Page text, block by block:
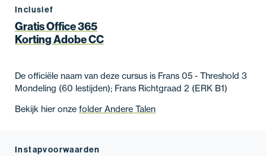
Inclusief
Gratis Office 365
Korting Adobe CC
De officiële naam van deze cursus is Frans 05 - Threshold 3
Mondeling (60 lestijden); Frans Richtgraad 2 (ERK B1)
Bekijk hier onze folder Andere Talen
Instapvoorwaarden